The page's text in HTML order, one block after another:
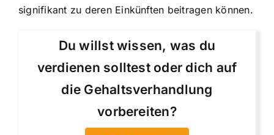
signifikant zu deren Einkünften beitragen können.
Du willst wissen, was du
verdienen solltest oder dich auf
die Gehaltsverhandlung
vorbereiten?